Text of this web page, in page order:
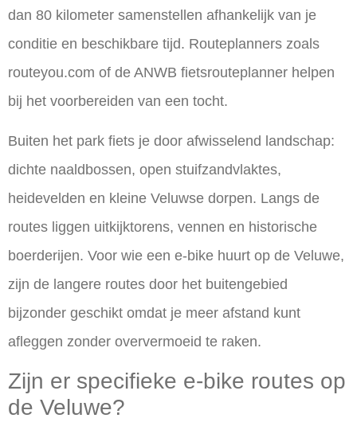
dan 80 kilometer samenstellen afhankelijk van je
conditie en beschikbare tijd. Routeplanners zoals
routeyou.com of de ANWB fietsrouteplanner helpen
bij het voorbereiden van een tocht.
Buiten het park fiets je door afwisselend landschap:
dichte naaldbossen, open stuifzandvlaktes,
heidevelden en kleine Veluwse dorpen. Langs de
routes liggen uitkijktorens, vennen en historische
boerderijen. Voor wie een e-bike huurt op de Veluwe,
zijn de langere routes door het buitengebied
bijzonder geschikt omdat je meer afstand kunt
afleggen zonder oververmoeid te raken.
Zijn er specifieke e-bike routes op
de Veluwe?